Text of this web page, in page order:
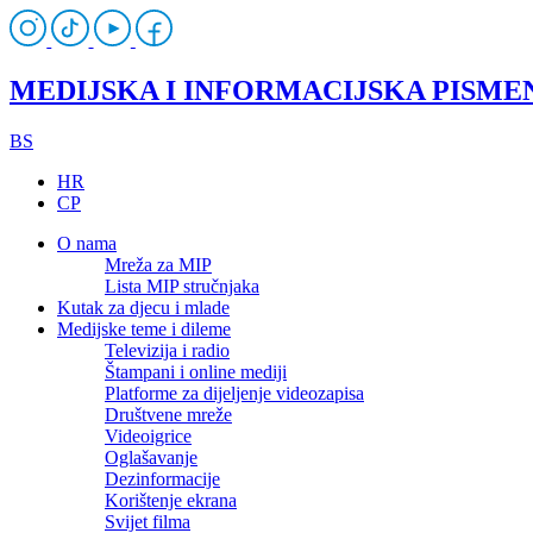
MEDIJSKA I INFORMACIJSKA
BS
HR
CP
O nama
Mreža za MIP
Lista MIP stručnjaka
Kutak za djecu i mlade
Medijske teme i dileme
Televizija i radio
Štampani i online mediji
Platforme za dijeljenje videozapisa
Društvene mreže
Videoigrice
Oglašavanje
Dezinformacije
Korištenje ekrana
Svijet filma